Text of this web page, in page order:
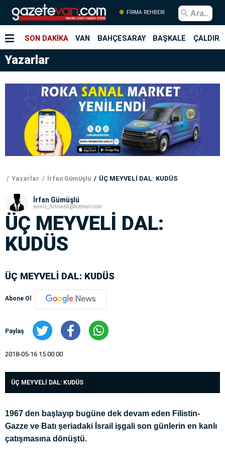
FİRMA REHBERİ
SON DAKİKA VAN BAHÇESARAY BAŞKALE
Yazarlar
Yazarlar İrfan Gümüşlü ÜÇ MEYVELİ DAL: KUDÜS
İrfan Gümüşlü
yalniz_firtina65@hotmail.com
ÜÇ MEYVELİ DAL:
KUDÜS
ÜÇ MEYVELİ DAL: KUDÜS
Abone Ol
Paylaş
2018-05-16 15:00:00
ÜÇ MEYVELİ DAL: KUDÜS
1967 den başlayıp bugüne dek devam eden Filistin-
Gazze ve Batı şeriadaki İsrail işgali son günlerin en kanlı
çatışmasına dönüştü.